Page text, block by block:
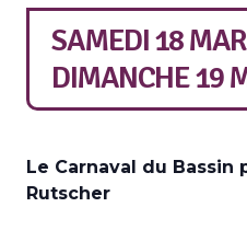
SAMEDI 18
DIMANCHE 19
Le Carnaval du Bassin
Rutscher